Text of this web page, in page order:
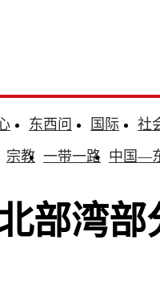
东西问 国际
社
宗教 一带一路 中国—
部湾